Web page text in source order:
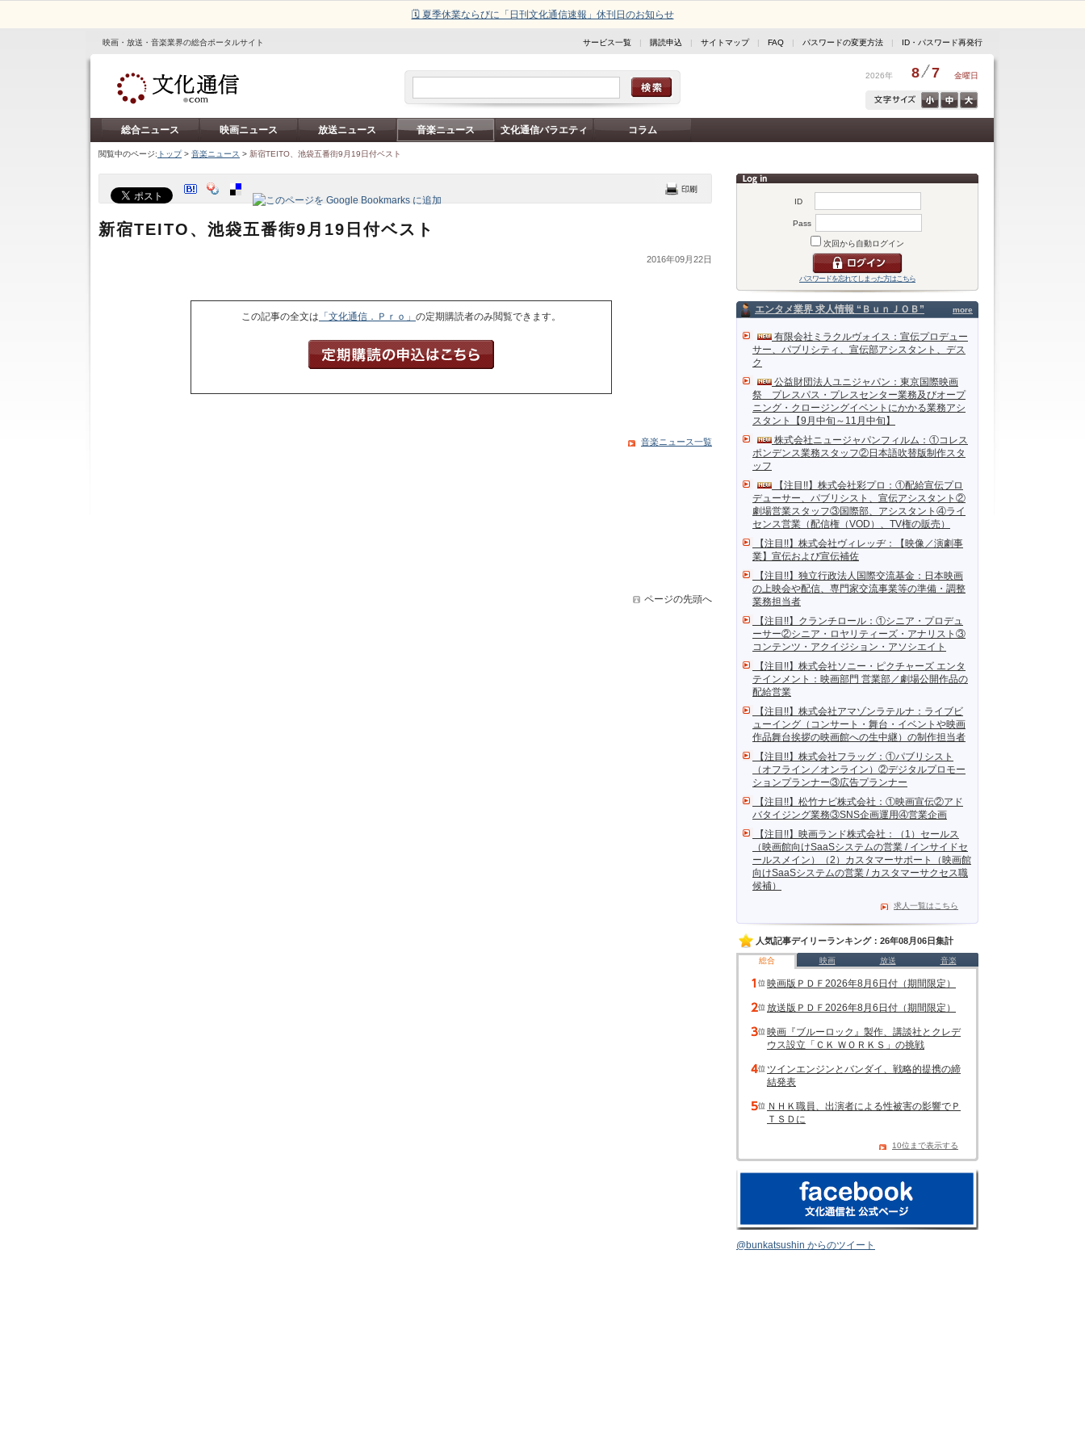
🗓️ 夏季休業ならびに「日刊文化通信速報」休刊日のお知らせ
映画・放送・音楽業界の総合ポータルサイト サービス一覧 | 購読申込 | サイトマップ| FAQ | パスワードの変更方法 | ID・パスワード再発行
2026年 8 7 金曜日
総合ニュース 映画ニュース 放送ニュース 音楽ニュース 文化通信バラエティ コラム
閲覧中のページ: トップ> 音楽ニュース > 新宿TEITO、池袋五番街9月19日付ベスト
ID
Pass
次回から自動ログイン
パスワードを忘れてしまった方はこちら
more
エンタメ業界 求人情報 “ＢｕｎＪＯＢ”
有限会社ミラクルヴォイス：宣伝プロデュー
サー、パブリシティ、宣伝部アシスタント、デス
ク
公益財団法人ユニジャパン：東京国際映画
祭 プレスパス・プレスセンター業務及びオープ
ニング・クロージングイベントにかかる業務アシ
スタント【9月中旬～11月中旬】
株式会社ニュージャパンフィルム：①コレス
ポンデンス業務スタッフ②日本語吹替版制作スタ
ッフ
【注目!!】株式会社彩プロ：①配給宣伝プロ
デューサー、パブリシスト、宣伝アシスタント②
劇場営業スタッフ③国際部、アシスタント④ライ
センス営業（配信権（VOD）、TV権の販売）
【注目!!】株式会社ヴィレッヂ：【映像／演劇事
業】宣伝および宣伝補佐
【注目!!】独立行政法人国際交流基金：日本映画
の上映会や配信、専門家交流事業等の準備・調整
業務担当者
【注目!!】クランチロール：①シニア・プロデュ
ーサー②シニア・ロヤリティーズ・アナリスト③
コンテンツ・アクイジション・アソシエイト
【注目!!】株式会社ソニー・ピクチャーズ エンタ
テインメント：映画部門 営業部／劇場公開作品の
配給営業
【注目!!】株式会社アマゾンラテルナ：ライブビ
ューイング（コンサート・舞台・イベントや映画
作品舞台挨拶の映画館への生中継）の制作担当者
【注目!!】株式会社フラッグ：①パブリシスト
（オフライン／オンライン）②デジタルプロモー
ションプランナー③広告プランナー
【注目!!】松竹ナビ株式会社：①映画宣伝②アド
バタイジング業務③SNS企画運用④営業企画
【注目!!】映画ランド株式会社：（1）セールス
（映画館向けSaaSシステムの営業 / インサイドセ
ールスメイン）（2）カスタマーサポート（映画館
向けSaaSシステムの営業 / カスタマーサクセス職
候補）
求人一覧はこちら
人気記事デイリーランキング：26年08月06日集計
総合 映画 放送 音楽
映画版ＰＤＦ2026年8月6日付（期間限定）
放送版ＰＤＦ2026年8月6日付（期間限定）
映画『ブルーロック』製作、講談社とクレデ
ウス設立「ＣＫ ＷＯＲＫＳ」の挑戦
ツインエンジンとバンダイ、戦略的提携の締
結発表
ＮＨＫ職員、出演者による性被害の影響でＰ
ＴＳＤに
10位まで表示する
@bunkatsushin からのツイート
新宿TEITO、池袋五番街9月19日付ベスト
2016年09月22日
この記事の全文は 「文化通信．Ｐｒｏ」 の定期購読者のみ閲覧できます。
音楽ニュース一覧
ページの先頭へ